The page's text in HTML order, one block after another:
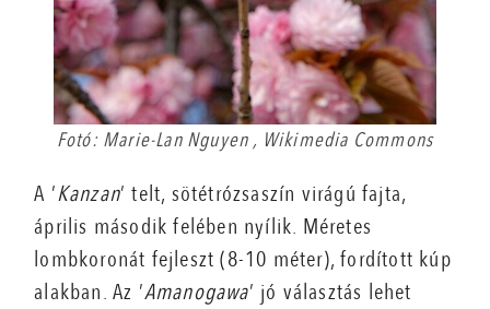
Fotó: Marie-Lan Nguyen , Wikimedia Commons
A ’Kanzan’ telt, sötétrózsaszín virágú fajta,
április második felében nyílik. Méretes
lombkoronát fejleszt (8-10 méter), fordított kúp
alakban. Az ’Amanogawa’ jó választás lehet